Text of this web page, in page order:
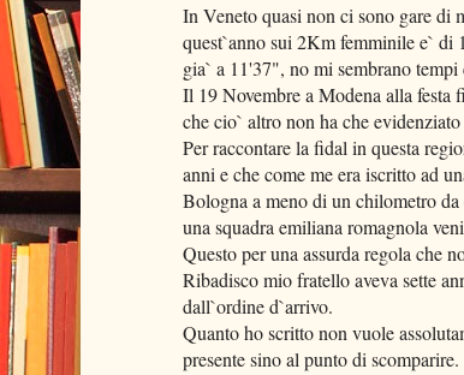
In Veneto quasi non ci sono gare di
quest`anno sui 2Km femminile e` di
gia` a 11'37", no mi sembrano
Il 19 Novembre a Modena alla festa
che cio` altro non ha che
Per raccontare la fidal in questa
anni e che come me era iscritto ad
Bologna a meno di un chilometro da
una squadra emiliana romagnola
Questo per una assurda regola che
Ribadisco mio fratello aveva sette
dall`ordine d`arrivo.
Quanto ho scritto non vuole
presente sino al punto di scomparire.